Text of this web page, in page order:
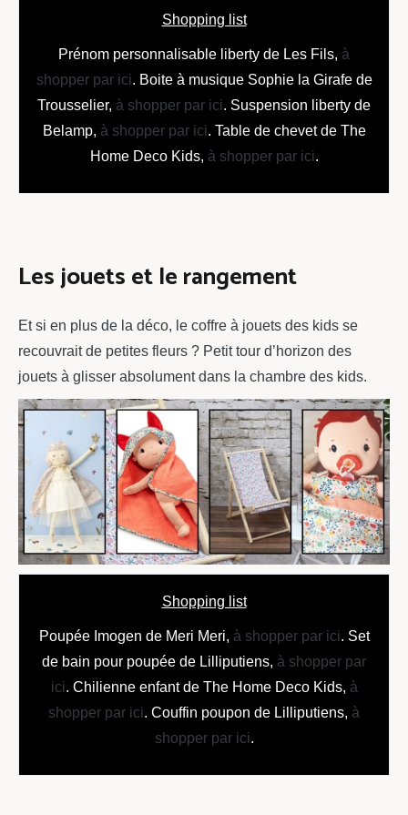
Shopping list
Prénom personnalisable liberty de Les Fils, à
shopper par ici. Boite à musique Sophie la Girafe de
Trousselier, à shopper par ici. Suspension liberty de
Belamp, à shopper par ici. Table de chevet de The
Home Deco Kids, à shopper par ici.
Les jouets et le rangement
Et si en plus de la déco, le coffre à jouets des kids se
recouvrait de petites fleurs ? Petit tour d’horizon des
jouets à glisser absolument dans la chambre des kids.
Shopping list
Poupée Imogen de Meri Meri, à shopper par ici. Set
de bain pour poupée de Lilliputiens, à shopper par
ici. Chilienne enfant de The Home Deco Kids, à
shopper par ici. Couffin poupon de Lilliputiens, à
shopper par ici.